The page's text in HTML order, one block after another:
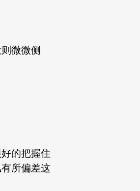
微微侧
的把握住
所偏差这